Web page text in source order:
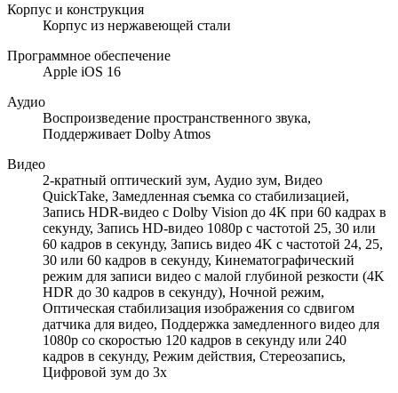
Корпус и конструкция
Корпус из нержавеющей стали
Программное обеспечение
Apple iOS 16
Аудио
Воспроизведение пространственного звука,
Поддерживает Dolby Atmos
Видео
2-кратный оптический зум, Аудио зум, Видео
QuickTake, Замедленная съемка со стабилизацией,
Запись HDR-видео с Dolby Vision до 4K при 60 кадрах в
секунду, Запись HD-видео 1080p с частотой 25, 30 или
60 кадров в секунду, Запись видео 4K с частотой 24, 25,
30 или 60 кадров в секунду, Кинематографический
режим для записи видео с малой глубиной резкости (4K
HDR до 30 кадров в секунду), Ночной режим,
Оптическая стабилизация изображения со сдвигом
датчика для видео, Поддержка замедленного видео для
1080p со скоростью 120 кадров в секунду или 240
кадров в секунду, Режим действия, Стереозапись,
Цифровой зум до 3x